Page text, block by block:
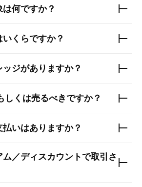
何ですか？
くらですか？
ジがありますか？
しくは売るべきですか？
いはありますか？
ム／ディスカウントで取引さ